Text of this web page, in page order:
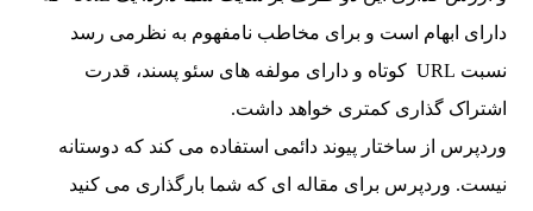
دارای ابهام است و برای مخاطب نامفهوم به نظرمی رسد
نسبت URL کوتاه و دارای مولفه های سئو پسند، قدرت
اشتراک گذاری کمتری خواهد داشت.
وردپرس از ساختار پیوند دائمی استفاده می کند که دوستانه
نیست. وردپرس برای مقاله ای که شما بارگذاری می کنید